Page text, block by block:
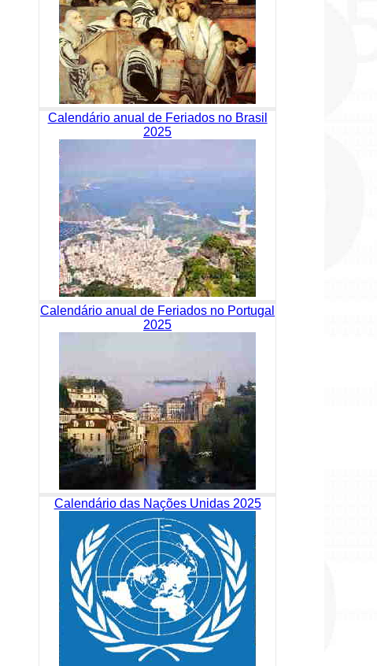
Calendário anual de Feriados no Brasil
2025
Calendário anual de Feriados no Portugal
2025
Calendário das Nações Unidas 2025